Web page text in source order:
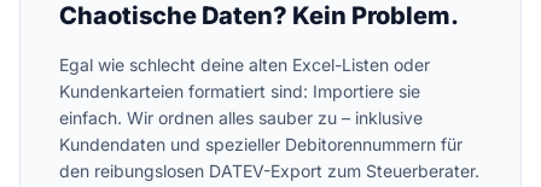
Chaotische Daten? Kein Problem.
Egal wie schlecht deine alten Excel-Listen oder
Kundenkarteien formatiert sind: Importiere sie
einfach. Wir ordnen alles sauber zu – inklusive
Kundendaten und spezieller Debitorennummern für
den reibungslosen DATEV-Export zum Steuerberater.